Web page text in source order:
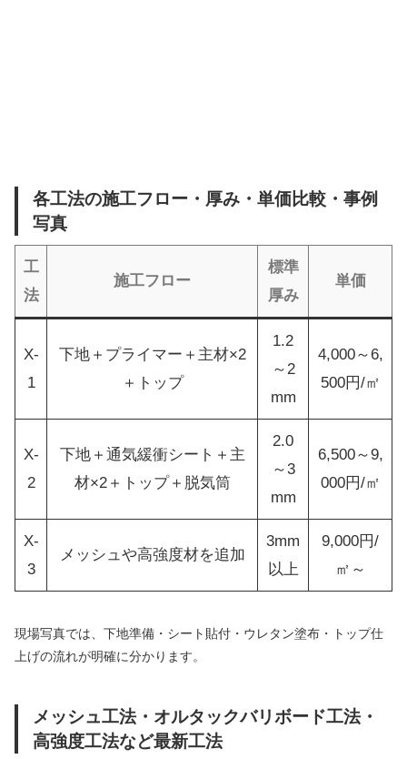
各工法の施工フロー・厚み・単価比較・事例
写真
工
法
施工フロー
標準
厚み
単価
X-
1
下地＋プライマー＋主材×2
＋トップ
1.2
～2
mm
4,000～6,
500円/㎡
X-
2
下地＋通気緩衝シート＋主
材×2＋トップ＋脱気筒
2.0
～3
mm
6,500～9,
000円/㎡
X-
3
メッシュや高強度材を追加
3mm
以上
9,000円/
㎡～
現場写真では、下地準備・シート貼付・ウレタン塗布・トップ仕
上げの流れが明確に分かります。
メッシュ工法・オルタックバリボード工法・
高強度工法など最新工法